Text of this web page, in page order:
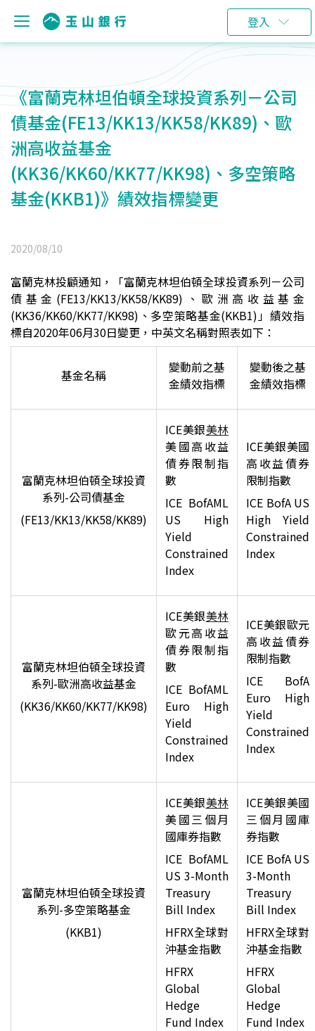
登入
《富蘭克林坦伯頓全球投資系列－公司
債基金(FE13/KK13/KK58/KK89)、歐
洲高收益基金
(KK36/KK60/KK77/KK98)、多空策略
基金(KKB1)》績效指標變更
2020/08/10
富蘭克林投顧通知，「富蘭克林坦伯頓全球投資系列－公司
債基金(FE13/KK13/KK58/KK89)、歐洲高收益基金
(KK36/KK60/KK77/KK98)、多空策略基金(KKB1)」績效指
標自2020年06月30日變更，中英文名稱對照表如下：
基金名稱
變動前之基
金績效指標
變動後之基
金績效指標
富蘭克林坦伯頓全球投資
系列-公司債基金
(FE13/KK13/KK58/KK89)
ICE美銀美林
美國高收益
債券限制指
數
ICE BofAML
US High
Yield
Constrained
Index
ICE美銀美國
高收益債券
限制指數
ICE BofA US
High Yield
Constrained
Index
富蘭克林坦伯頓全球投資
系列-歐洲高收益基金
(KK36/KK60/KK77/KK98)
ICE美銀美林
歐元高收益
債券限制指
數
ICE BofAML
Euro High
Yield
Constrained
Index
ICE美銀歐元
高收益債券
限制指數
ICE BofA
Euro High
Yield
Constrained
Index
富蘭克林坦伯頓全球投資
系列-多空策略基金
(KKB1)
ICE美銀美林
美國三個月
國庫券指數
ICE BofAML
US 3-Month
Treasury
Bill Index
HFRX全球對
沖基金指數
HFRX
Global
Hedge
Fund Index
ICE美銀美國
三個月國庫
券指數
ICE BofA US
3-Month
Treasury
Bill Index
HFRX全球對
沖基金指數
HFRX
Global
Hedge
Fund Index